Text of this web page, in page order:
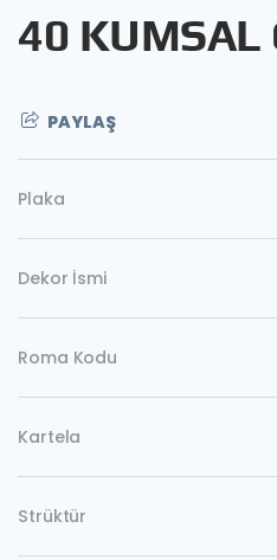
40 KUMSAL
PAYLAŞ
Plaka
Dekor İsmi
Roma Kodu
Kartela
Strüktür
Kopyala